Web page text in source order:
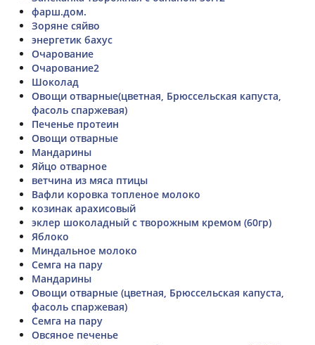
фарш.дом.
Зоряне сяйво
энергетик бахус
Очарование
Очарование2
Шоколад
Овощи отварные(цветная, Брюссельская капуста,
фасоль спаржевая)
Печенье протеин
Овощи отварные
Мандарины
Яйцо отварное
ветчина из мяса птицы
Вафли коровка топленое молоко
козинак арахисовый
эклер шоколадный с творожным кремом (60гр)
Яблоко
Миндальное молоко
Семга на пару
Мандарины
Овощи отварные (цветная, Брюссельская капуста,
фасоль спаржевая)
Семга на пару
Овсяное печенье